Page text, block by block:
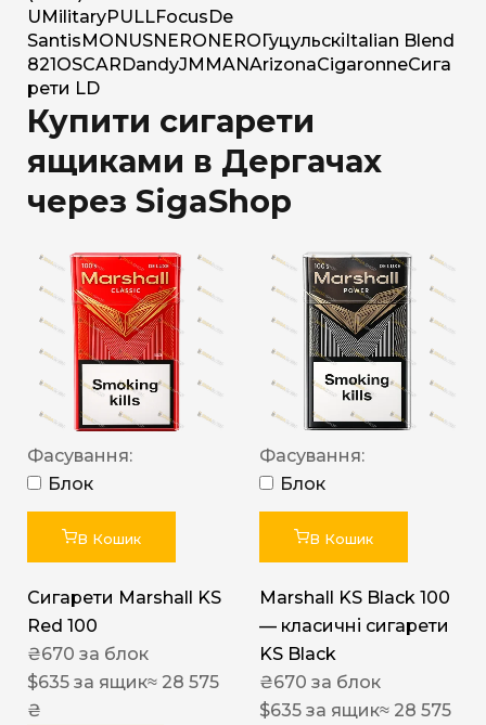
U MilitaryPULLFocus De
Santis MONUSNERO NERO Гуцульскі Italian Blend
821 OSCAR DandyJM MANArizonaCigaronneСига
рети LD
Купити сигарети
ящиками в Дергачах
через SigaShop
Фасування:
Блок
В Кошик
Сигарети Marshall KS
Red 100
₴670 за блок
$635 за ящик≈ 28 575
₴
Фасування:
Блок
В Кошик
Marshall KS Black 100
— класичні сигарети
KS Black
₴670 за блок
$635 за ящик≈ 28 575